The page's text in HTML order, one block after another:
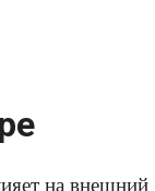
на внешний